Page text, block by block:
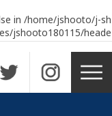
in /home/jshooto/j-sh
jshooto180115/heade